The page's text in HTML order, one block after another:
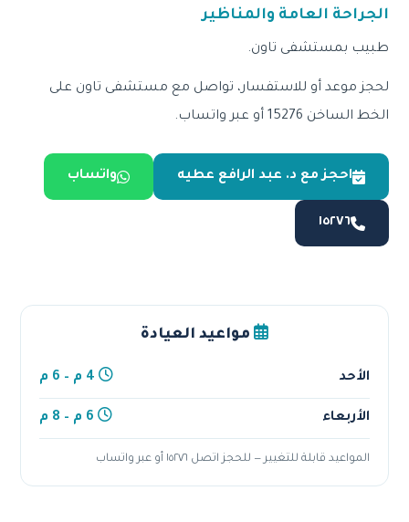
الجراحة العامة والمناظير
طبيب بمستشفى تاون.
لحجز موعد أو للاستفسار، تواصل مع مستشفى تاون على
الخط الساخن 15276 أو عبر واتساب.
احجز مع د. عبد الرافع عطيه واتساب
١٥٢٧٦
مواعيد العيادة
الأحد
الأربعاء
المواعيد قابلة للتغيير — للحجز اتصل ١٥٢٧٦ أو عبر واتساب